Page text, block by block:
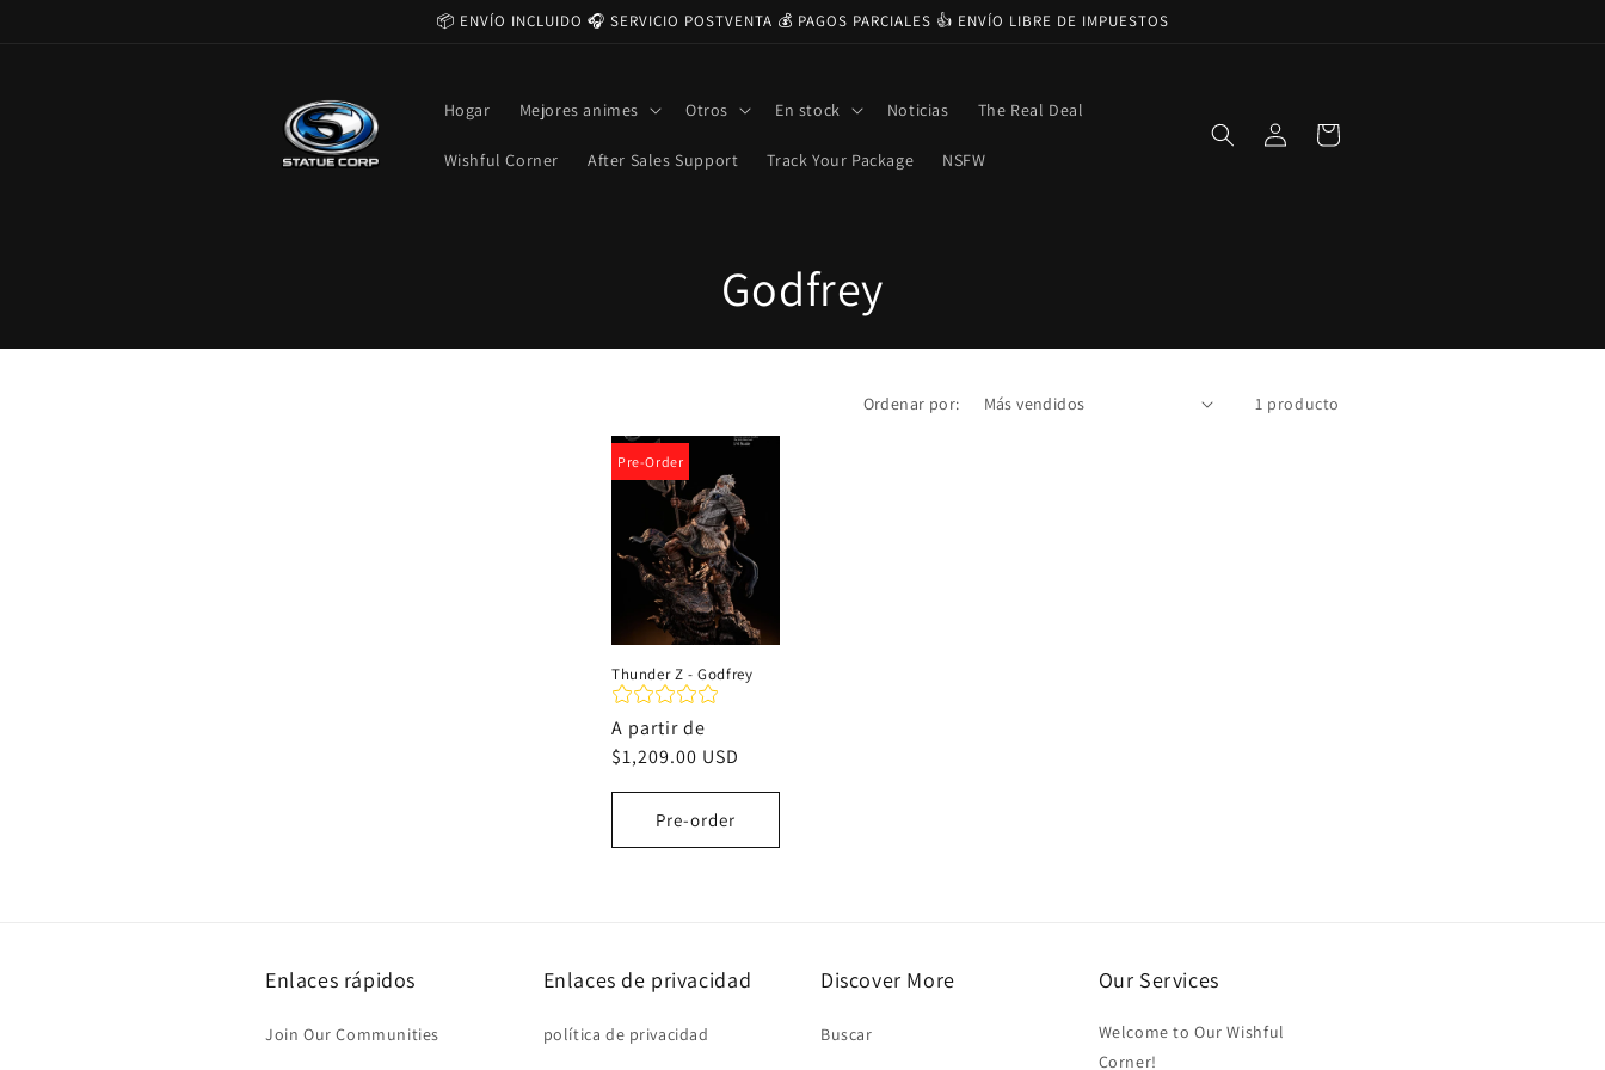
📦 ENVÍO INCLUIDO 🎧 SERVICIO POSTVENTA 💰 PAGOS PARCIALES 👍 ENVÍO LIBRE DE IMPUESTOS
Hogar Mejores animes Otros En stock Noticias The Real Deal
Wishful Corner After Sales Support Track Your Package NSFW
Iniciar
sesión
Carrito
C
o
e
c
c
i
n
:
Godfrey
Ordenar por: 1 producto
Pre-Order
Thunder Z - Godfrey
Precio
habitual
A partir de
$1,209.00 USD
Pre-order
Enlaces rápidos
Join Our Communities
Enlaces de privacidad
política de privacidad
Discover More
Buscar
Our Services
Welcome to Our Wishful
Corner!